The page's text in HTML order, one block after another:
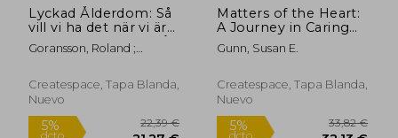
dcto. 24,47 € dcto.
Lyckad Ålderdom: Så
vill vi ha det när vi är
gamla nog att förstå
vad som är viktigt (en
Goransson, Roland ;
Rolf
Createspace, Tapa Blanda,
Nuevo
Matters of the Heart:
A Journey in Caring
for Aging Loved Ones
(en Inglés)
Gunn, Susan E.
Createspace, Tapa Blanda,
Nuevo